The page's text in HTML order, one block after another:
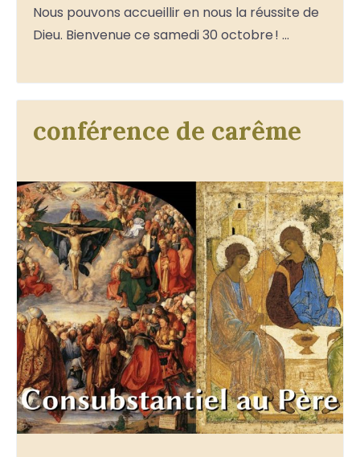
Nous pouvons accueillir en nous la réussite de
Dieu. Bienvenue ce samedi 30 octobre ! …
conférence de carême